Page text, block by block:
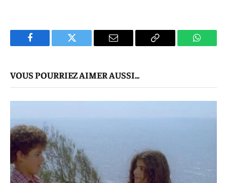
Facebook Twitter
E-
Copier
VOUS POURRIEZ AIMER AUSSI...